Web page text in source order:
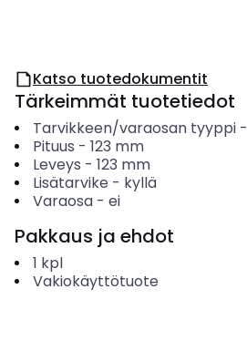
Katso tuotedokumentit
Tärkeimmät tuotetiedot
Tarvikkeen/varaosan tyyppi-
Pituus - 123 mm
Leveys - 123 mm
Lisätarvike - kyllä
Varaosa- ei
Pakkaus ja ehdot
1 kpl
Vakiokäyttötuote